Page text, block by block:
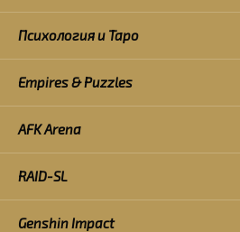
Психология и Таро
Empires & Puzzles
AFK Arena
RAID-SL
Genshin Impact